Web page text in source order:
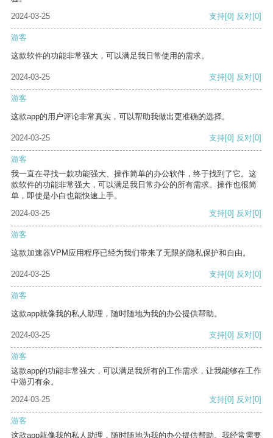
2024-03-25
支持[0] 反对[0]
游客
这款软件的功能非常强大，可以满足我日常使用的需求。
2024-03-25 支持[0] 反对[0]
游客
这款app的用户评论非常真实，可以帮助我做出更准确的选择。
2024-03-25 支持[0] 反对[0]
游客
我一直在寻找一款功能强大、操作简单的办公软件，终于找到了它。这
款软件的功能非常强大，可以满足我日常办公的所有需求。操作也很简
单，即使是小白也能快速上手。
2024-03-25
支持[0] 反对[0]
游客
这款加速器VPM应用程序已经为我们带来了无限的隐私保护和自由。
2024-03-25 支持[0] 反对[0]
游客
这款app就像我的私人助理，随时随地为我的办公提供帮助。
2024-03-25 支持[0] 反对[0]
游客
这款app的功能非常强大，可以满足我所有的工作需求，让我能够在工作
中游刃有余。
2024-03-25
支持[0] 反对[0]
游客
这款app就像我的私人助理，随时随地为我的办公提供帮助。我经常需要